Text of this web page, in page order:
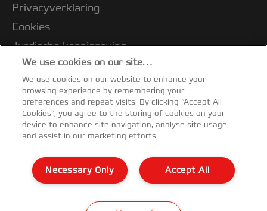
Privacyverklaring
Cookies
Jurdische kennisgeving
Imprint
Klantenservice
Mijn gegevens beheren
Garantievoorwaarden
Conformiteitsverklaringen
Richtlijnen bij recycling van verpakkingen
Sitemap
©2026 ACCO Brands
We use cookies on our site…
We use cookies on our website to enhance your
browsing experience by remembering your
preferences and repeat visits. By clicking “Accept All
Cookies”, you agree to the storing of cookies on your
device to enhance site navigation, analyse site usage,
and assist in our marketing efforts.
Accept All
Necessary Only